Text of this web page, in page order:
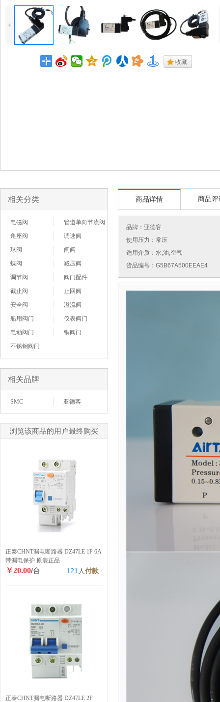
4
. 收藏
相关分类
电磁阀
管道单向节流阀
角座阀
调速阀
球阀
闸阀
蝶阀
减压阀
调节阀
阀门配件
截止阀
止回阀
安全阀
溢流阀
船用阀门
仪表阀门
电动阀门
铜阀门
不锈钢阀门
相关品牌
SMC 亚德客
浏览该商品的用户最终购买
正泰CHNT漏电断路器 DZ47LE 1P 6A
带漏电保护 原装正品
￥20.00/台 121 人付款
正泰CHNT漏电断路器 DZ47LE 2P
商品详情 商品评
品牌： 亚德客
使用压力：常压
适用介质：水,油,空气
货品编号：G5B67A500EEAE4